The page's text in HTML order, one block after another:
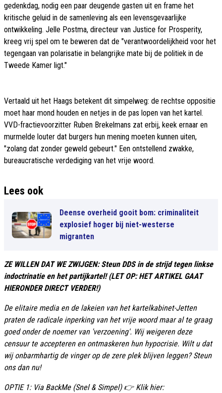
gedenkdag, nodig een paar deugende gasten uit en frame het
kritische geluid in de samenleving als een levensgevaarlijke
ontwikkeling. Jelle Postma, directeur van Justice for Prosperity,
kreeg vrij spel om te beweren dat de "verantwoordelijkheid voor het
tegengaan van polarisatie in belangrijke mate bij de politiek in de
Tweede Kamer ligt."
Vertaald uit het Haags betekent dit simpelweg: de rechtse oppositie
moet haar mond houden en netjes in de pas lopen van het kartel.
VVD-fractievoorzitter Ruben Brekelmans zat erbij, keek ernaar en
murmelde louter dat burgers hun mening moeten kunnen uiten,
"zolang dat zonder geweld gebeurt." Een ontstellend zwakke,
bureaucratische verdediging van het vrije woord.
Lees ook
Deense overheid gooit bom: criminaliteit
explosief hoger bij niet-westerse
migranten
ZE WILLEN DAT WE ZWIJGEN: Steun DDS in de strijd tegen linkse
indoctrinatie en het partijkartel! (LET OP: HET ARTIKEL GAAT
HIERONDER DIRECT VERDER!)
De elitaire media en de lakeien van het kartelkabinet-Jetten
praten de radicale inperking van het vrije woord maar al te graag
goed onder de noemer van 'verzoening'. Wij weigeren deze
censuur te accepteren en ontmaskeren hun hypocrisie. Wilt u dat
wij onbarmhartig de vinger op de zere plek blijven leggen? Steun
ons dan nu!
OPTIE 1: Via BackMe (Snel & Simpel) 👉 Klik hier: